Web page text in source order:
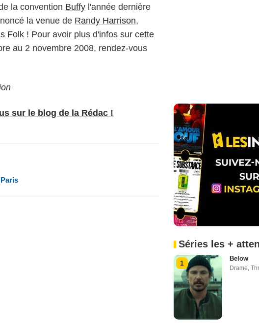
la convention Buffy l'année dernière
la venue de Randy Harrison,
Folk ! Pour avoir plus d'infos sur cette
au 2 novembre 2008, rendez-vous
sur le blog de la Rédac !
Séries les +
1
Below
Drame